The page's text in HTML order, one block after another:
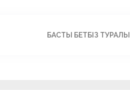
БАСТЫ БЕТБІЗ ТУРАЛЫ